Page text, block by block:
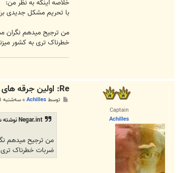
خلاصه اینکه به نظر من:
با تحریم مشکل جدیدی
من ترجیح میدهم نگران
خطرناک تری به کشور
Captain
Achilles
Re: اولین جرقه های جنگ؛ لاريجاني:بخدمت كشتي‌هاي آنان خواهيم
توسطAchilles
»سه‌شنبه ۱ تیر ۱۳۸۹, ۲:۳۸ ب.ظ
Negar.int نوشته شده:
من ترجیح میدهم
ضربات خطرناک تری